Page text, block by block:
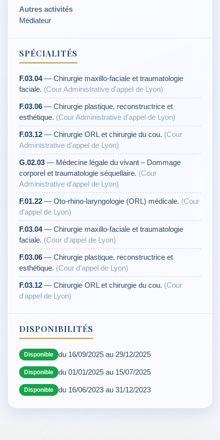
Autres activités
Médiateur
SPÉCIALITÉS
F.03.04— Chirurgie maxillo-faciale et traumatologie
faciale. (Cour Administrative d'appel de Lyon)
F.03.06 — Chirurgie plastique, reconstructrice et
esthétique. (Cour Administrative d'appel de Lyon)
F.03.12 — Chirurgie ORL et chirurgie du cou. (Cour
Administrative d'appel de Lyon)
G.02.03 — Médecine légale du vivant – Dommage
corporel et traumatologie séquellaire. (Cour
Administrative d'appel de Lyon)
F.01.22 — Oto-rhino-laryngologie (ORL) médicale. (Cour
d'appel de Lyon)
F.03.04— Chirurgie maxillo-faciale et traumatologie
faciale. (Cour d'appel de Lyon)
F.03.06 — Chirurgie plastique, reconstructrice et
esthétique. (Cour d'appel de Lyon)
F.03.12 — Chirurgie ORL et chirurgie du cou. (Cour
d'appel de Lyon)
DISPONIBILITÉS
Disponible du 16/09/2025 au 29/12/2025
Disponible du 01/01/2025 au 15/07/2025
Disponible du 16/06/2023 au 31/12/2023